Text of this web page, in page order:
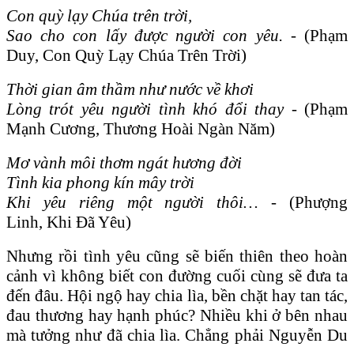
Con quỳ lạy Chúa trên trời,
Sao cho con lấy được người con yêu. - (Phạm
Duy, Con Quỳ Lạy Chúa Trên Trời)
Thời gian âm thầm như nước về khơi
Lòng trót yêu người tình khó đổi thay - (Phạm
Mạnh Cương, Thương Hoài Ngàn Năm)
Mơ vành môi thơm ngát hương đời
Tình kia phong kín mây trời
Khi yêu riêng một người thôi… - (Phượng
Linh, Khi Đã Yêu)
Nhưng rồi tình yêu cũng sẽ biến thiên theo hoàn
cảnh vì không biết con đường cuối cùng sẽ đưa ta
đến đâu. Hội ngộ hay chia lìa, bền chặt hay tan tác,
đau thương hay hạnh phúc? Nhiều khi ở bên nhau
mà tưởng như đã chia lìa. Chẳng phải Nguyễn Du